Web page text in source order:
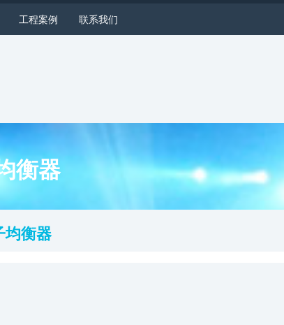
工程案例 联系我们
衡器
均衡器